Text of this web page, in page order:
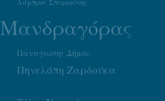
Μανδραγόρας
Παναγιώτης Δήμου
Πηνελόπη Ζαρδούκα